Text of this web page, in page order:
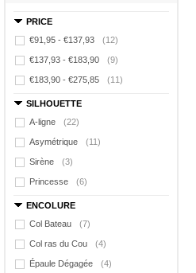
PRICE
€91,95 - €137,93
(12)
€137,93 - €183,90 (9)
€183,90 - €275,85 (11)
SILHOUETTE
A-ligne
(22)
Asymétrique (11)
Sirène (3)
Princesse (6)
ENCOLURE
Col Bateau
(7)
Col ras du Cou (4)
Épaule Dégagée (4)